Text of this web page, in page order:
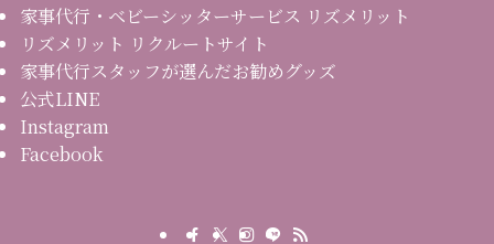
家事代行・ベビーシッターサービス リズメリット
リズメリット リクルートサイト
家事代行スタッフが選んだお勧めグッズ
公式LINE
Instagram
Facebook